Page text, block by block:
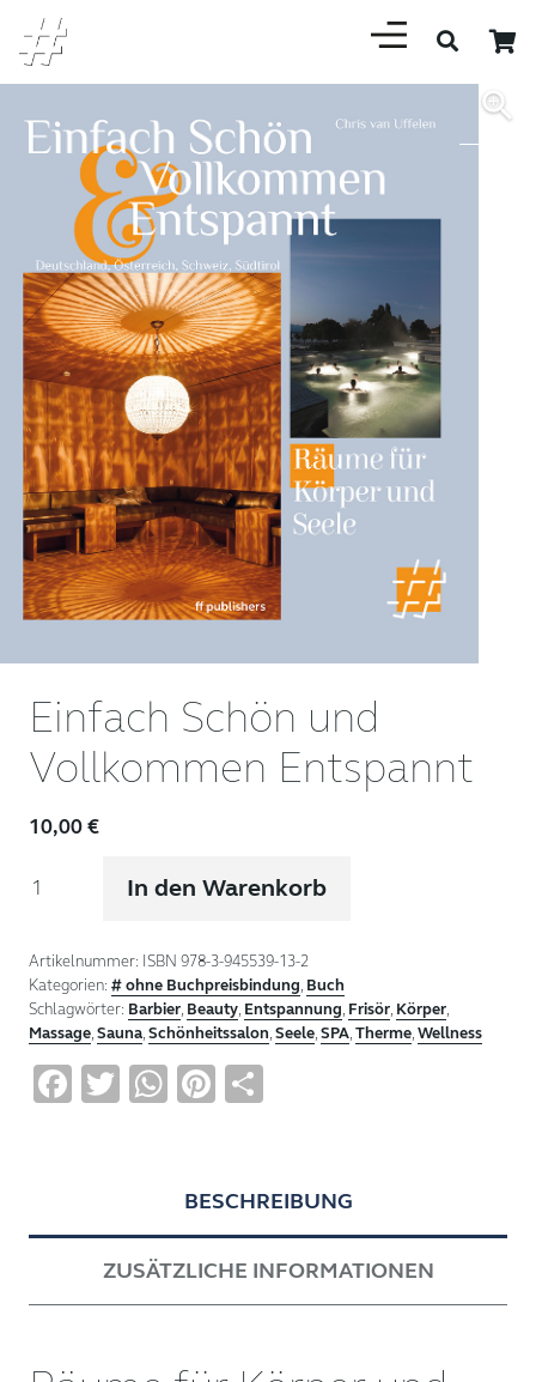
Einfach Schön und
Vollkommen Entspannt
10,00€
Schön
Vollkommen
Entspannt
Menge
In den Warenkorb
Artikelnummer: ISBN 978-3-945539-13-2
Kategorien: # ohne Buchpreisbindung, Buch
Schlagwörter: Barbier, Beauty, Entspannung, Frisör, Körper,
Massage,Sauna,Schönheitssalon,Seele,SPA,Therme,Wellness
Facebook
Twitter
WhatsApp
Pinterest
BESCHREIBUNG
ZUSÄTZLICHE INFORMATIONEN